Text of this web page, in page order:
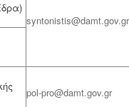
syntonistis@damt.gov.gr
pol-pro@damt.gov.gr